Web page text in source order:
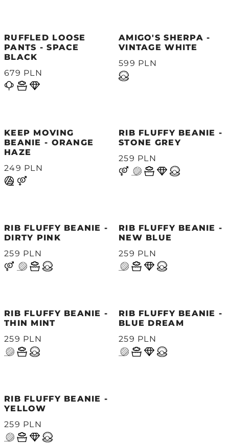
RUFFLED LOOSE
PANTS - SPACE
BLACK
679 PLN
AMIGO'S SHERPA -
VINTAGE WHITE
599 PLN
KEEP MOVING
BEANIE - ORANGE
HAZE
249 PLN
RIB FLUFFY BEANIE -
STONE GREY
259 PLN
RIB FLUFFY BEANIE -
DIRTY PINK
259 PLN
RIB FLUFFY BEANIE -
NEW BLUE
259 PLN
RIB FLUFFY BEANIE -
THIN MINT
259 PLN
RIB FLUFFY BEANIE -
BLUE DREAM
259 PLN
RIB FLUFFY BEANIE -
YELLOW
259 PLN